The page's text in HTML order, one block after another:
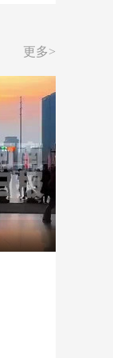
更多>